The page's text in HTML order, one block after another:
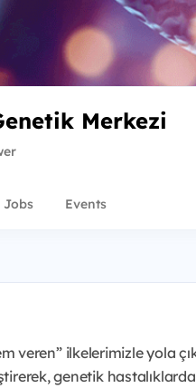
Merkezi
Jobs Events
veren” ilkelerimizle yola
genetik